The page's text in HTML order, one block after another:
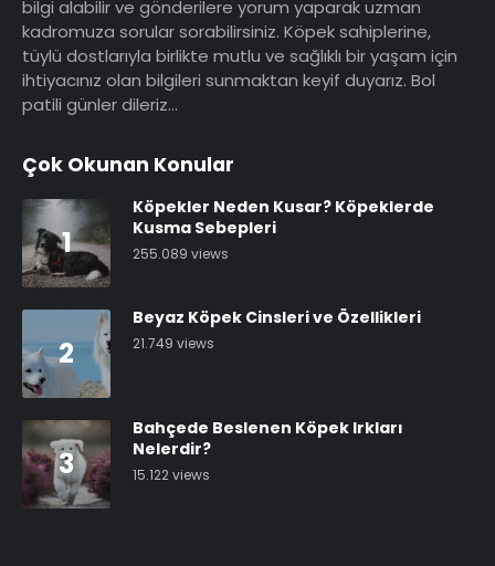
bilgi alabilir ve gönderilere yorum yaparak uzman
kadromuza sorular sorabilirsiniz. Köpek sahiplerine,
tüylü dostlarıyla birlikte mutlu ve sağlıklı bir yaşam için
ihtiyacınız olan bilgileri sunmaktan keyif duyarız. Bol
patili günler dileriz…
Çok Okunan Konular
1
Köpekler Neden Kusar? Köpeklerde
Kusma Sebepleri
255.089 views
2
Beyaz Köpek Cinsleri ve Özellikleri
21.749 views
3
Bahçede Beslenen Köpek Irkları
Nelerdir?
15.122 views